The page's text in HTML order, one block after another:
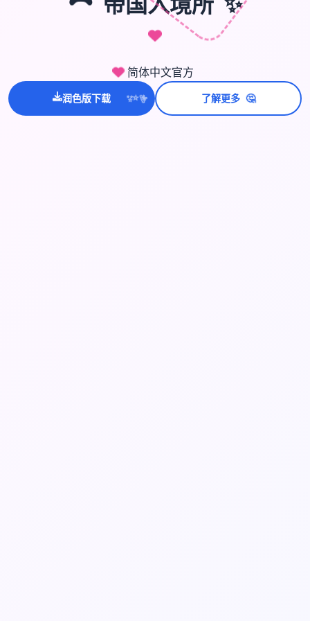
简体中文官方
润色版下载 ✨
⭐💫 了解更多 🤔